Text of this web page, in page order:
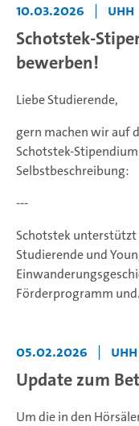
10.03.2026 | UHH
Schotstek-
bewerben!
Liebe Studierende,
gern machen wir auf
Schotstek-
Selbstbeschreibung:
---
Schotstek
Studierende und
Förderprogramm
05.02.2026 | UHH
Update zum
Um die in den